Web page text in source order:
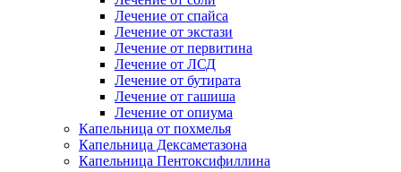
Лечение от спайса
Лечение от экстази
Лечение от первитина
Лечение от ЛСД
Лечение от бутирата
Лечение от гашиша
Лечение от опиума
Капельница от похмелья
Капельница Дексаметазона
Капельница Пентоксифиллина